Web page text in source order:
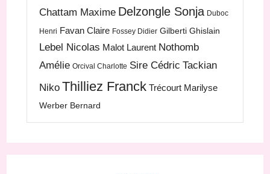
Chattam Maxime Delzongle Sonja Duboc
Henri Favan Claire Fossey Didier Gilberti Ghislain
Lebel Nicolas Malot Laurent Nothomb
Amélie Orcival Charlotte Sire Cédric Tackian
Niko Thilliez Franck Trécourt Marilyse
Werber Bernard